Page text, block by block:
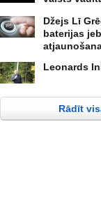
Džejs Lī
baterijas
Leonards
Rādīt